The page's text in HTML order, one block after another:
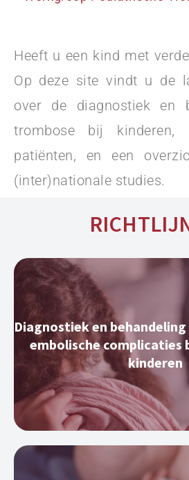
Heeft u een kind met
Op deze site vindt u de
over de diagnostiek en
trombose bij kinderen,
patiënten, en een
(inter)nationale studies.
Diagnostiek en
embolische complicaties
kinderen